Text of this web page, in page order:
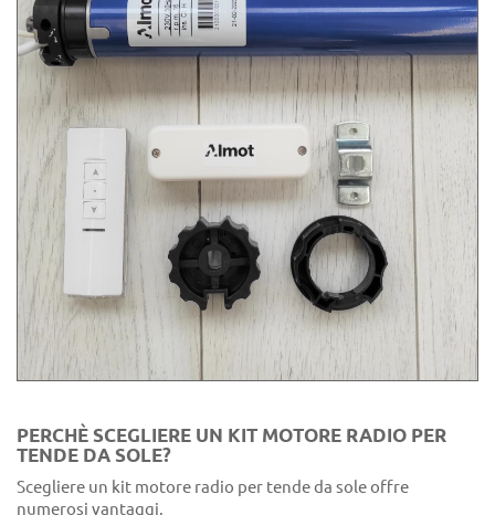
PERCHÈ SCEGLIERE UN KIT MOTORE RADIO PER
TENDE DA SOLE?
Scegliere un kit motore radio per tende da sole offre
numerosi vantaggi.